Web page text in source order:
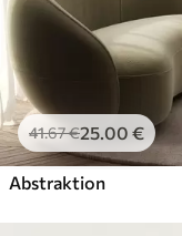
41.67€25.00 €
Abstraktion